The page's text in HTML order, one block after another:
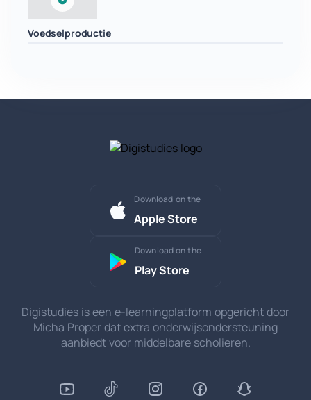
Voedselproductie
Download on the
Apple Store
Download on the
Play Store
Digistudies is een e-learningplatform opgericht door
Micha Proper dat extra onderwijsondersteuning
aanbiedt voor middelbare scholieren.